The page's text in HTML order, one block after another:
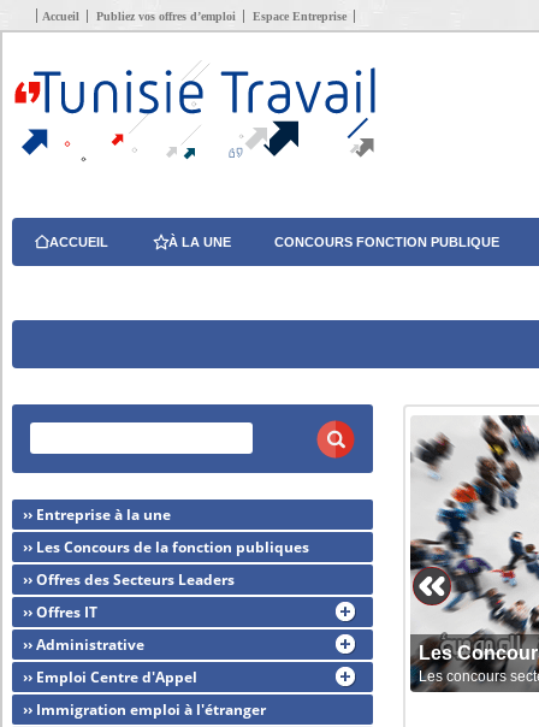
Accueil Publiez vos offres d’emploi Espace Entreprise
ACCUEIL À LA UNE CONCOURS FONCTION PUBLIQUE
Les
Les concours
›› Entreprise à la une
›› Les Concours de la fonction publiques
›› Offres des Secteurs Leaders
›› Offres IT
›› Administrative
›› Emploi Centre d'Appel
›› Immigration emploi à l'étranger